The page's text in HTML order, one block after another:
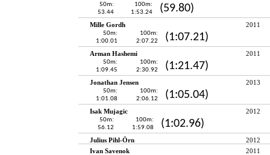
50m:
53.44
100m:
1:53.24
(59.80)
Mille Gordh 2011
50m:
1:00.01
100m:
2:07.22
(1:07.21)
Arman Hashemi 2011
50m:
1:09.45
100m:
2:30.92
(1:21.47)
Jonathan Jensen 2013
50m:
1:01.08
100m:
2:06.12
(1:05.04)
Isak Mujagic 2012
50m:
56.12
100m:
1:59.08
(1:02.96)
Julius Pihl-Örn
2012
Ivan Savenok
2011